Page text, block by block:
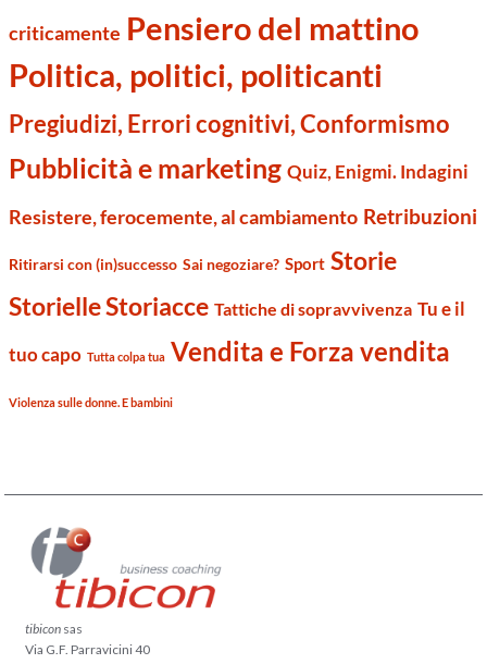
criticamente Pensiero del mattino
Politica, politici, politicanti
Pregiudizi, Errori cognitivi, Conformismo
Pubblicità e marketing Quiz, Enigmi. Indagini
Resistere, ferocemente, al cambiamento Retribuzioni
Ritirarsi con (in)successo Sai negoziare? Sport Storie
Storielle Storiacce Tattiche di sopravvivenza Tu e il
tuo capo Tutta colpa tua Vendita e Forza vendita
Violenza sulle donne. E bambini
tibicon sas
Via G.F. Parravicini 40